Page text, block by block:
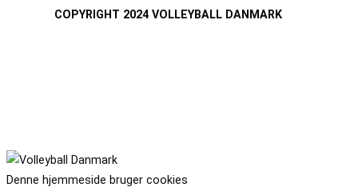
COPYRIGHT 2024 VOLLEYBALL DANMARK
Denne hjemmeside bruger cookies